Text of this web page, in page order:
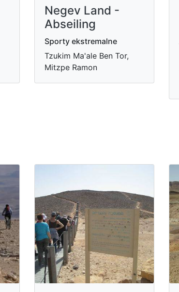
Negev Land -
Abseiling
Sporty ekstremalne
Tzukim Ma'ale Ben Tor,
Mitzpe Ramon